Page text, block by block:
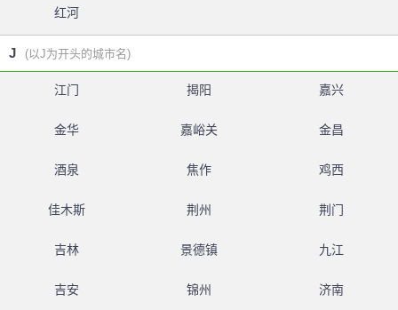
红河
J (以J为开头的城市名)
江门 揭阳 嘉兴
金华 嘉峪关 金昌
酒泉 焦作 鸡西
佳木斯 荆州 荆门
吉林 景德镇 九江
吉安 锦州 济南